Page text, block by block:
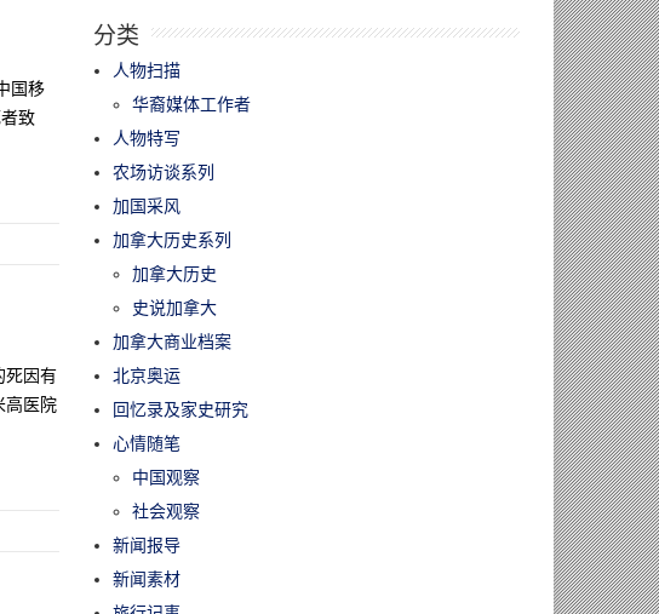
国移
致
死因有
高医院
分类
人物扫描
华裔媒体工作者
人物特写
农场访谈系列
加国采风
加拿大历史系列
加拿大历史
史说加拿大
加拿大商业档案
北京奥运
回忆录及家史研究
心情随笔
中国观察
社会观察
新闻报导
新闻素材